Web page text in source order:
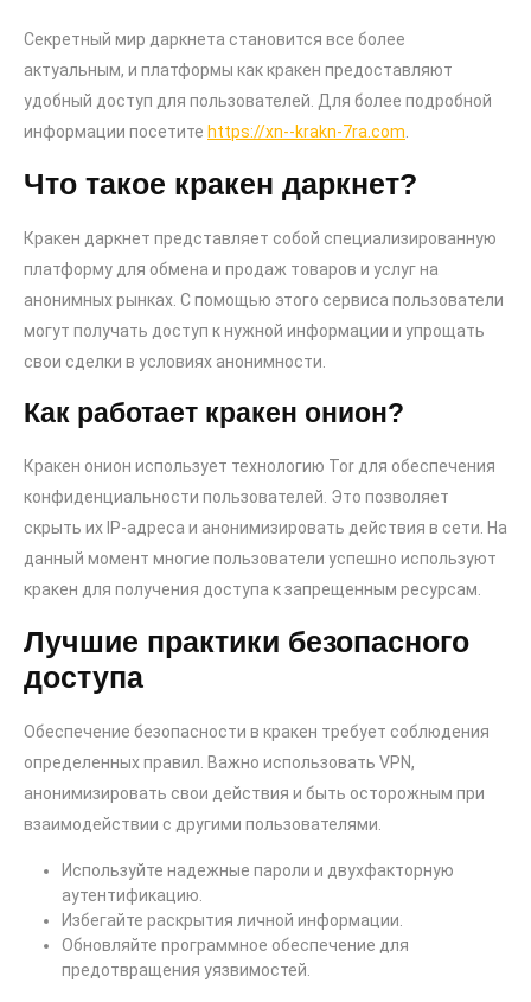
Секретный мир даркнета становится все более
актуальным, и платформы как кракен предоставляют
удобный доступ для пользователей. Для более подробной
информации посетите https://xn--krakn-7ra.com
Что такое кракен даркнет?
Кракен даркнет представляет собой специализированную
платформу для обмена и продаж товаров и услуг на
анонимных рынках. С помощью этого сервиса пользователи
могут получать доступ к нужной информации и упрощать
свои сделки в условиях анонимности.
Как работает кракен онион?
Кракен онион использует технологию Tor для обеспечения
конфиденциальности пользователей. Это позволяет
скрыть их IP-адреса и анонимизировать действия в сети. На
данный момент многие пользователи успешно используют
кракен для получения доступа к запрещенным ресурсам.
Лучшие практики безопасного
доступа
Обеспечение безопасности в кракен требует соблюдения
определенных правил. Важно использовать VPN,
анонимизировать свои действия и быть осторожным при
взаимодействии с другими пользователями.
Используйте надежные пароли и двухфакторную
аутентификацию.
Избегайте раскрытия личной информации.
Обновляйте программное обеспечение для
предотвращения уязвимостей.